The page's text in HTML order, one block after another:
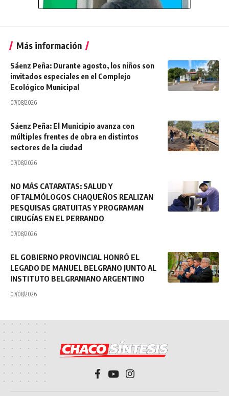
Más información
Sáenz Peña: Durante agosto, los niños son
invitados especiales en el Complejo
Ecológico Municipal
07/08/2026
Sáenz Peña: El Municipio avanza con
múltiples frentes de obra en distintos
sectores de la ciudad
07/08/2026
NO MÁS CATARATAS: SALUD Y
OFTALMÓLOGOS CHAQUEÑOS REALIZAN
PESQUISAS GRATUITAS Y PROGRAMAN
CIRUGÍAS EN EL PERRANDO
07/08/2026
EL GOBIERNO PROVINCIAL HONRÓ EL
LEGADO DE MANUEL BELGRANO JUNTO AL
INSTITUTO BELGRANIANO ARGENTINO
07/08/2026